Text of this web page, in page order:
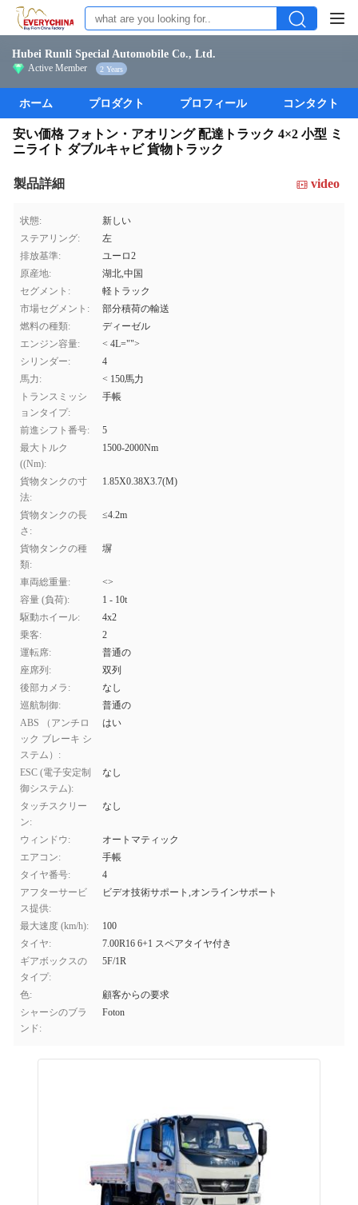
Hubei Runli Special Automobile Co., Ltd.
Active Member 2 Years
ホーム プロダクト プロフィール コンタクト
安い価格 フォトン・アオリング 配達トラック 4×2 小型 ミ
ニライト ダブルキャビ 貨物トラック
製品詳細 video
状態:
新しい
ステアリング:
左
排放基準:
ユーロ2
原産地:
湖北,中国
セグメント:
軽トラック
市場セグメント:
部分積荷の輸送
燃料の種類:
ディーゼル
エンジン容量:
< 4L="">
シリンダー:
4
馬力:
< 150馬力
トランスミッシ
ョンタイプ:
手帳
前進シフト番号:
5
最大トルク
((Nm):
1500-2000Nm
貨物タンクの寸
法:
1.85X0.38X3.7(M)
貨物タンクの長
さ:
≤4.2m
貨物タンクの種
類:
塀
車両総重量:
<>
容量 (負荷):
1 - 10t
駆動ホイール:
4x2
乗客:
2
運転席:
普通の
座席列:
双列
後部カメラ:
なし
巡航制御:
普通の
ABS （アンチロ
ック ブレーキ シ
ステム）:
はい
ESC (電子安定制
御システム):
なし
タッチスクリー
ン:
なし
ウィンドウ:
オートマティック
エアコン:
手帳
タイヤ番号:
4
アフターサービ
ス提供:
ビデオ技術サポート,オンラインサポート
最大速度 (km/h):
100
タイヤ:
7.00R16 6+1 スペアタイヤ付き
ギアボックスの
タイプ:
5F/1R
色:
顧客からの要求
シャーシのブラ
ンド:
Foton